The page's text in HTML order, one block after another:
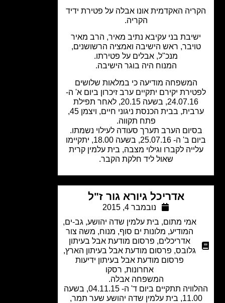
האקדמית אונו אבלה על פטירת ידיד
בני עקיבא נתיב מאיר, הרב מאיר
ראש הישיבה ואמציה הרשושנים,
מנכ"ל, אבלים על פטירתו.
המנוח היה בוגר הישיבה.
המשפחה מודיעה כי במלאות שלושים
יקירם יתקיים ערב זיכרון ביום א' ה-
24.07.16, בשעה 20.15, לאחר תפילת
ערבית, בבית הכנסת ניגוני חיים, ויצמן 45,
פתח תקווה.
הערב תערך סעודה לעילוי נשמתו.
ביום ב' ה- 25.07.16, בשעה 18.00, יתקיימו
לקברו וגילוי מצבה, בית עלמין קרית
שאול ליד חלקת הקבר.
אדריכל גיורא גור ז"ל
נובמבר 4, 2015
אמי מתום,בית עלמין שדה יהושע, גב-ים,
,מלונות ים סוף, מנוח,משה צור
אדריכלים,פרסום מודעת אבל בעיתון
גלובס
פרסום מודעת אבל בעיתון הארץ,
פרסום מודעת אבל בעיתון ידיעות
אחרונות,רסקו
המשפחה אבלה.
ההלוויה תתקיים ביום ד' ה- 04.11.15, בשעה
11.00, בית עלמין שדה יהושע שער תמר,